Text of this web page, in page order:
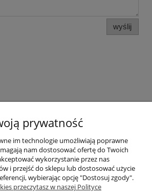
wyślij
i promocjach.
zgodnie z nasząpolityką
prywatność
im technologie umożliwiają poprawne
nam dostosować ofertę do Twoich
wykorzystanie przez nas
i przejść do sklepu lub dostosować użycie
wybierając opcję "Dostosuj zgody".
przeczytasz w naszej Polityce